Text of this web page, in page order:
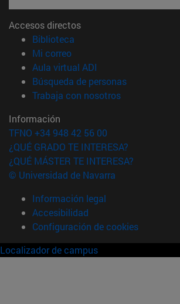
Accesos directos
Biblioteca
Mi correo(abre en nueva ventana)
Aula virtual ADI
Búsqueda de personas(abre en
Trabaja con nosotros(abre en
Información
TFNO +34 948 42 56 00
¿QUÉ GRADO TE INTERESA?
¿QUÉ MÁSTER TE INTERESA?
© Universidad de Navarra
Información legal
Accesibilidad
Configuración de cookies
Localizador de campus